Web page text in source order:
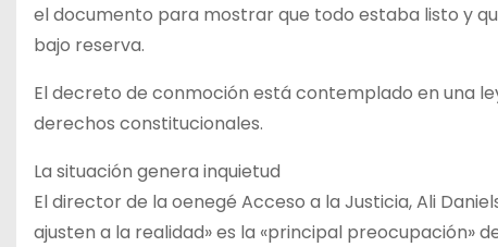
el documento para mostrar que todo estaba listo y
bajo reserva.
El decreto de conmoción está contemplado en una
derechos constitucionales.
La situación genera inquietud
El director de la oenegé Acceso a la Justicia, Ali
ajusten a la realidad» es la «principal preocupación»